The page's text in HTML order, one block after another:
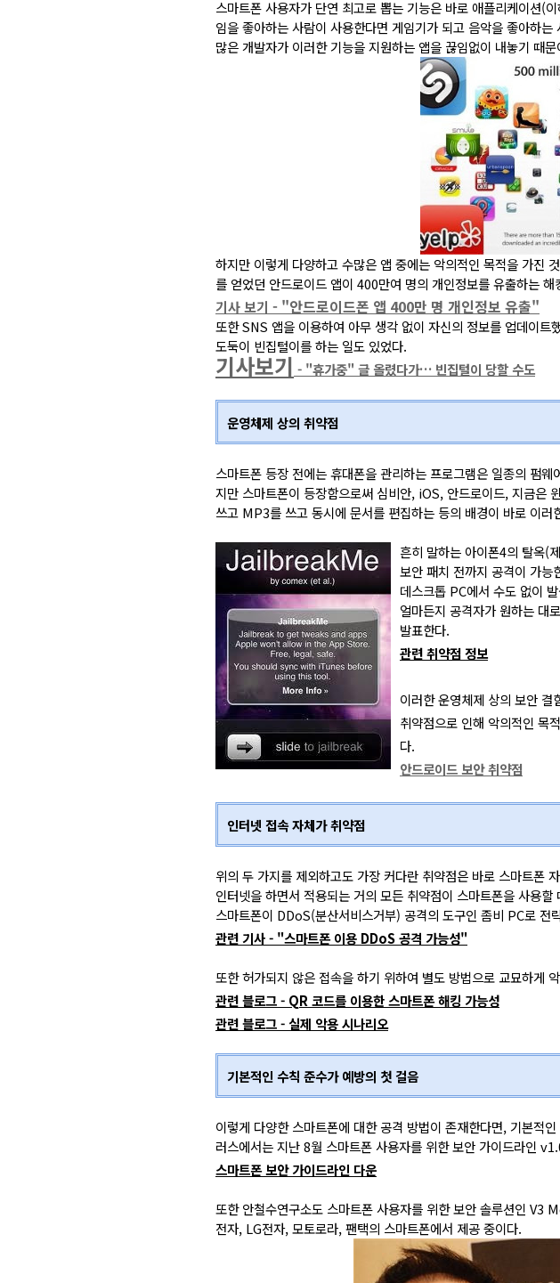
스마트폰 사용자가 단연 최고로 뽑는 기능은 바로 애플리케이션(
임을 좋아하는 사람이 사용한다면 게임기가 되고 음악을 좋아하
많은 개발자가 이러한 기능을 지원하는 앱을 끊임없이 내놓기 때문
하지만 이렇게 다양하고 수많은 앱 중에는 악의적인 목적을 가진
를 얻었던 안드로이드 앱이 400만여 명의 개인정보를 유출하는
기사 보기 - "안드로이드폰 앱 400만 명 개인정보 유출"
또한 SNS 앱을 이용하여 아무 생각 없이 자신의 정보를 업데이
도둑이 빈집털이를 하는 일도 있었다.
기사보기 - "휴가중" 글 올렸다가… 빈집털이 당할 수도
운영체제 상의 취약점
스마트폰 등장 전에는 휴대폰을 관리하는 프로그램은 일종의 펌
지만 스마트폰이 등장함으로써 심비안, iOS, 안드로이드, 지금은
쓰고 MP3를 쓰고 동시에 문서를 편집하는 등의 배경이 바로 이러
흔히 말하는 아이폰4의 탈옥(
보안 패치 전까지 공격이 가능
데스크톱 PC에서 수도 없이
얼마든지 공격자가 원하는 대
발표한다.
관련 취약점 정보
이러한 운영체제 상의 보안
취약점으로 인해 악의적인 목
다.
안드로이드 보안 취약점
인터넷 접속 자체가 취약점
위의 두 가지를 제외하고도 가장 커다란 취약점은 바로 스마트폰
인터넷을 하면서 적용되는 거의 모든 취약점이 스마트폰을 사용
스마트폰이 DDoS(분산서비스거부) 공격의 도구인 좀비 PC로 전
관련 기사 - "스마트폰 이용 DDoS 공격 가능성"
또한 허가되지 않은 접속을 하기 위하여 별도 방법으로 교묘하게
관련 블로그 - QR 코드를 이용한 스마트폰 해킹 가능성
관련 블로그 - 실제 악용 시나리오
기본적인 수칙 준수가예방의 첫 걸음
이렇게 다양한 스마트폰에 대한 공격 방법이 존재한다면, 기본적
러스에서는 지난 8월 스마트폰 사용자를 위한 보안 가이드라인
스마트폰 보안 가이드라인 다운
또한 안철수연구소도 스마트폰 사용자를 위한 보안 솔루션인 V3
전자, LG전자, 모토로라, 팬택의 스마트폰에서 제공 중이다.